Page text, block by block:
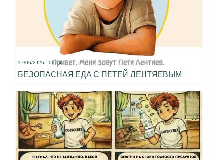
17/06/2026 - 06:54
БЕЗОПАСНАЯ ЕДА С ПЕТЕЙ ЛЕНТЯЕВЫМ